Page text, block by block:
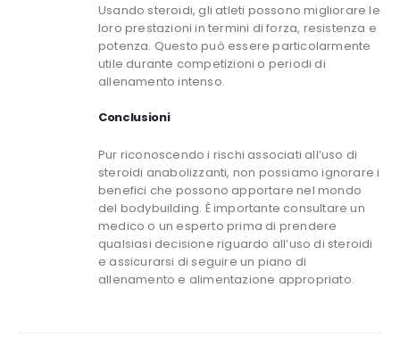
Usando steroidi, gli atleti possono migliorare le
loro prestazioni in termini di forza, resistenza e
potenza. Questo può essere particolarmente
utile durante competizioni o periodi di
allenamento intenso.
Conclusioni
Pur riconoscendo i rischi associati all’uso di
steroidi anabolizzanti, non possiamo ignorare i
benefici che possono apportare nel mondo
del bodybuilding. È importante consultare un
medico o un esperto prima di prendere
qualsiasi decisione riguardo all’uso di steroidi
e assicurarsi di seguire un piano di
allenamento e alimentazione appropriato.